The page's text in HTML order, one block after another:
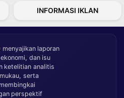
INFORMASI IKLAN
menyajikan laporan
dan isu
ketelitian analitis
serta
perspektif